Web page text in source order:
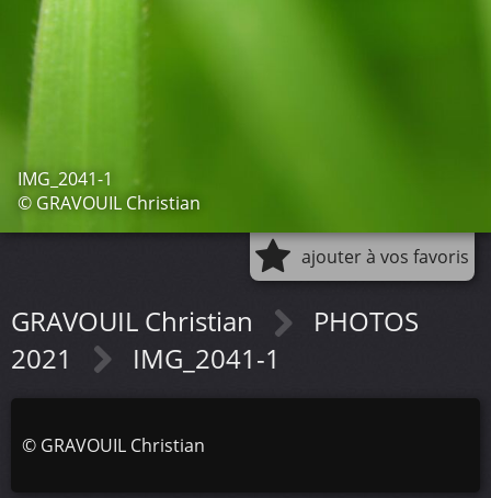
IMG_2041-1
© GRAVOUIL Christian
ajouter à vos favoris
GRAVOUIL Christian
PHOTOS
2021
IMG_2041-1
© GRAVOUIL Christian